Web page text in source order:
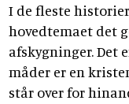
I de fleste
hovedtemaet det
afskygninger. Det
måder er en
står over for